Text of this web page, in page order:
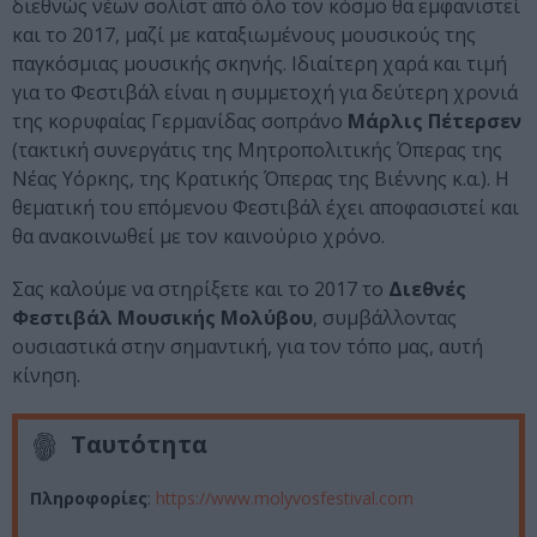
διεθνώς νέων σολίστ από όλο τον κόσμο θα εμφανιστεί
και το 2017, μαζί με καταξιωμένους μουσικούς της
παγκόσμιας μουσικής σκηνής. Ιδιαίτερη χαρά και τιμή
για το Φεστιβάλ είναι η συμμετοχή για δεύτερη χρονιά
της κορυφαίας Γερμανίδας σοπράνο Μάρλις Πέτερσεν
(τακτική συνεργάτις της Μητροπολιτικής Όπερας της
Νέας Υόρκης, της Κρατικής Όπερας της Βιέννης κ.α.). Η
θεματική του επόμενου Φεστιβάλ έχει αποφασιστεί και
θα ανακοινωθεί με τον καινούριο χρόνο.
Σας καλούμε να στηρίξετε και το 2017 το Διεθνές
Φεστιβάλ Μουσικής Μολύβου, συμβάλλοντας
ουσιαστικά στην σημαντική, για τον τόπο μας, αυτή
κίνηση.
Ταυτότητα
Πληροφορίες: https://www.molyvosfestival.com